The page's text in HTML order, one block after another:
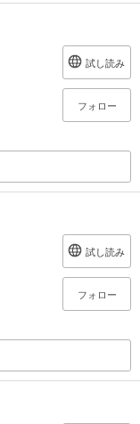
試し読み
フォロー
試し読み
フォロー